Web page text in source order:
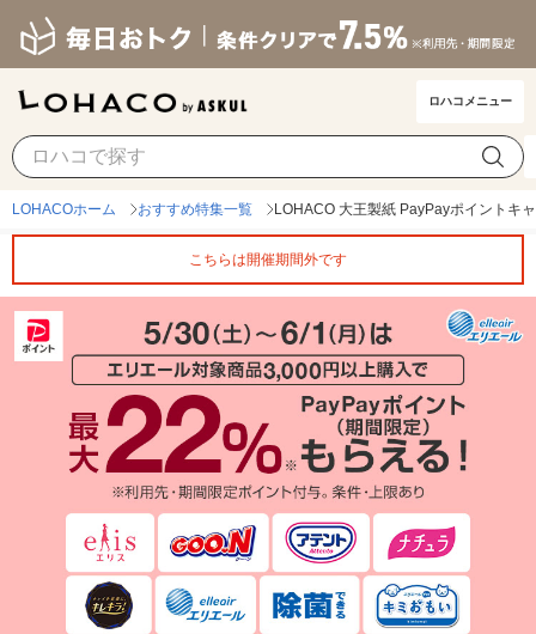
ロハコメニュー
LOHACOホーム おすすめ特集一覧 LOHACO 大王製紙 PayPayポイントキ
こちらは開催期間外です